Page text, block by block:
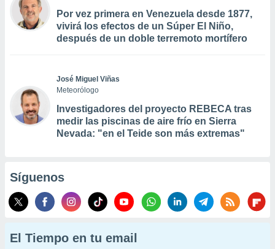
Por vez primera en Venezuela desde 1877,
vivirá los efectos de un Súper El Niño,
después de un doble terremoto mortífero
José Miguel Viñas
Meteorólogo
Investigadores del proyecto REBECA tras
medir las piscinas de aire frío en Sierra
Nevada: "en el Teide son más extremas"
Síguenos
El Tiempo en tu email